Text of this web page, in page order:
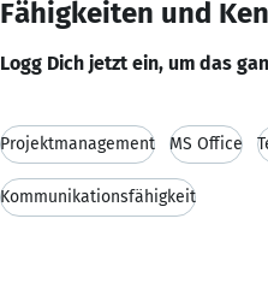
Fähigkeiten und
Logg Dich jetzt ein, um das
Projektmanagement MS Office
Kommunikationsfähigkeit